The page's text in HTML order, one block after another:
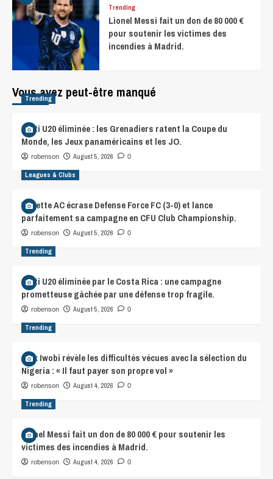
Trending
Lionel Messi fait un don de 80 000 €
pour soutenir les victimes des
incendies à Madrid.
Vous avez peut-être manqué
Trending
Haïti U20 éliminée : les Grenadiers ratent la Coupe du
Monde, les Jeux panaméricains et les JO.
robenson August 5, 2026 0
Leagues & Clubs
Violette AC écrase Defense Force FC (3-0) et lance
parfaitement sa campagne en CFU Club Championship.
robenson August 5, 2026 0
Trending
Haïti U20 éliminée par le Costa Rica : une campagne
prometteuse gâchée par une défense trop fragile.
robenson August 5, 2026 0
Trending
Alex Iwobi révèle les difficultés vécues avec la sélection du
Nigeria : « Il faut payer son propre vol »
robenson August 4, 2026 0
Trending
Lionel Messi fait un don de 80 000 € pour soutenir les
victimes des incendies à Madrid.
robenson August 4, 2026 0